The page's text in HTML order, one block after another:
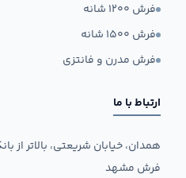
فرش ۱۲۰۰ شانه
فرش ۱۵۰۰ شانه
فرش مدرن و فانتزی
ارتباط با ما
همدان، خیابان شریعتی، بالاتر از
فرش مشهد